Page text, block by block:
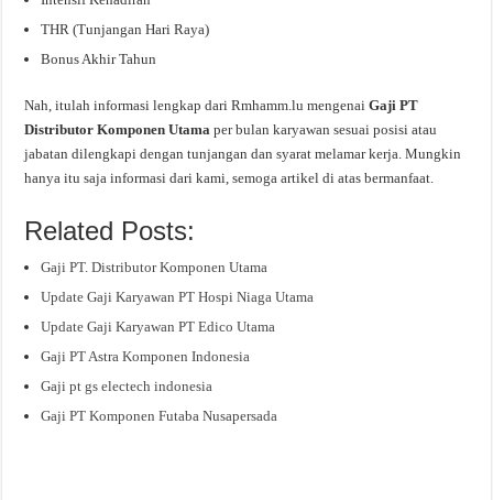
THR (Tunjangan Hari Raya)
Bonus Akhir Tahun
Nah, itulah informasi lengkap dari Rmhamm.lu mengenaiGaji PT
Distributor Komponen Utamaper bulan karyawan sesuai posisi atau
jabatan dilengkapi dengan tunjangan dan syarat melamar kerja. Mungkin
hanya itu saja informasi dari kami, semoga artikel di atas bermanfaat.
Related Posts:
Gaji PT. Distributor Komponen Utama
Update Gaji Karyawan PT Hospi Niaga Utama
Update Gaji Karyawan PT Edico Utama
Gaji PT Astra Komponen Indonesia
Gaji pt gs electech indonesia
Gaji PT Komponen Futaba Nusapersada